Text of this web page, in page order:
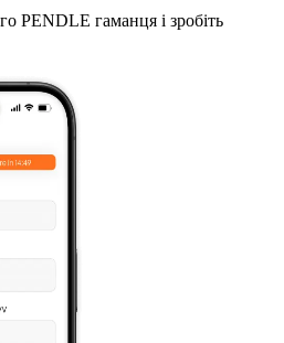
PENDLE гаманця і зробіть